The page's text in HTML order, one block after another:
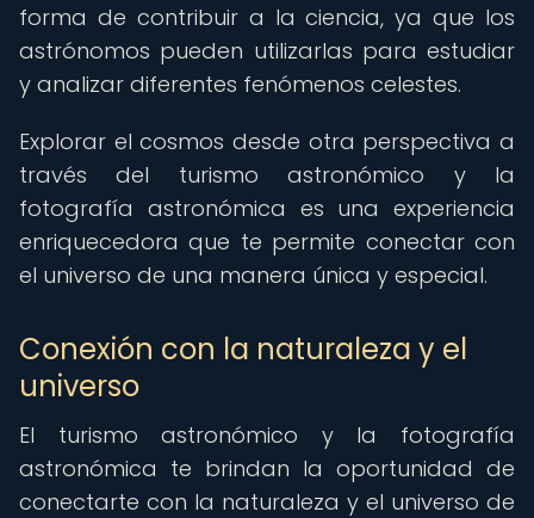
forma de contribuir a la ciencia, ya que los
astrónomos pueden utilizarlas para estudiar
y analizar diferentes fenómenos celestes.
Explorar el cosmos desde otra perspectiva a
través del turismo astronómico y la
fotografía astronómica es una experiencia
enriquecedora que te permite conectar con
el universo de una manera única y especial.
Conexión con la naturaleza y el
universo
El turismo astronómico y la fotografía
astronómica te brindan la oportunidad de
conectarte con la naturaleza y el universo de